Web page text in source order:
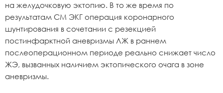
на желудочковую эктопию. В то же время по
результатам СМ ЭКГ операция коронарного
шунтирования в сочетании с резекцией
постинфарктной аневризмы ЛЖ в раннем
послеоперационном периоде реально снижает число
ЖЭ, вызванных наличием эктопического очага в зоне
аневризмы.